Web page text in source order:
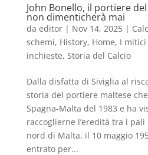
John Bonello, il portiere
non dimenticherà mai
da editor| Nov 14, 2025|
schemi, History, Home, I
inchieste, Storia del Calcio
Dalla disfatta di Siviglia al
storia del portiere maltese
Spagna-Malta del 1983 e ha
raccoglierne l’eredità tra i
nord di Malta, il 10 maggio
entrato per...